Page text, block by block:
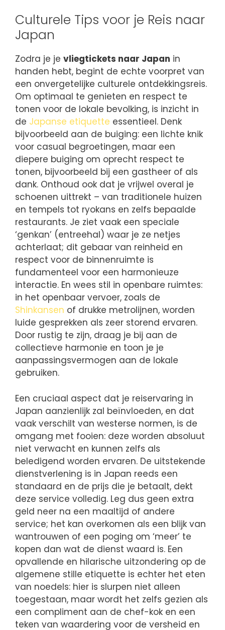
Culturele Tips voor je Reis naar
Japan
Zodra je je vliegtickets naar Japan in
handen hebt, begint de echte voorpret van
een onvergetelijke culturele ontdekkingsreis.
Om optimaal te genieten en respect te
tonen voor de lokale bevolking, is inzicht in
de Japanse etiquette essentieel. Denk
bijvoorbeeld aan de buiging: een lichte knik
voor casual begroetingen, maar een
diepere buiging om oprecht respect te
tonen, bijvoorbeeld bij een gastheer of als
dank. Onthoud ook dat je vrijwel overal je
schoenen uittrekt – van traditionele huizen
en tempels tot ryokans en zelfs bepaalde
restaurants. Je ziet vaak een speciale
‘genkan’ (entreehal) waar je ze netjes
achterlaat; dit gebaar van reinheid en
respect voor de binnenruimte is
fundamenteel voor een harmonieuze
interactie. En wees stil in openbare ruimtes:
in het openbaar vervoer, zoals de
Shinkansen of drukke metrolijnen, worden
luide gesprekken als zeer storend ervaren.
Door rustig te zijn, draag je bij aan de
collectieve harmonie en toon je je
aanpassingsvermogen aan de lokale
gebruiken.
Een cruciaal aspect dat je reiservaring in
Japan aanzienlijk zal beïnvloeden, en dat
vaak verschilt van westerse normen, is de
omgang met fooien: deze worden absoluut
niet verwacht en kunnen zelfs als
beledigend worden ervaren. De uitstekende
dienstverlening is in Japan reeds een
standaard en de prijs die je betaalt, dekt
deze service volledig. Leg dus geen extra
geld neer na een maaltijd of andere
service; het kan overkomen als een blijk van
wantrouwen of een poging om ‘meer’ te
kopen dan wat de dienst waard is. Een
opvallende en hilarische uitzondering op de
algemene stille etiquette is echter het eten
van noedels: hier is slurpen niet alleen
toegestaan, maar wordt het zelfs gezien als
een compliment aan de chef-kok en een
teken van waardering voor de versheid en